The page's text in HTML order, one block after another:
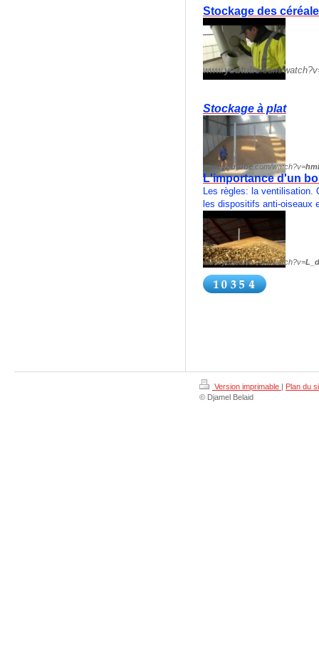
Stockage des
www.youtube.com/
Stockage à plat
www.youtube.com/watch?v=
L'importance d'un
Les règles: la
les dispositifs anti-oiseaux
► 1:33► 1:33
www.youtube.com/watch?v=
Version imprimable | Plan du
© Djamel Belaid